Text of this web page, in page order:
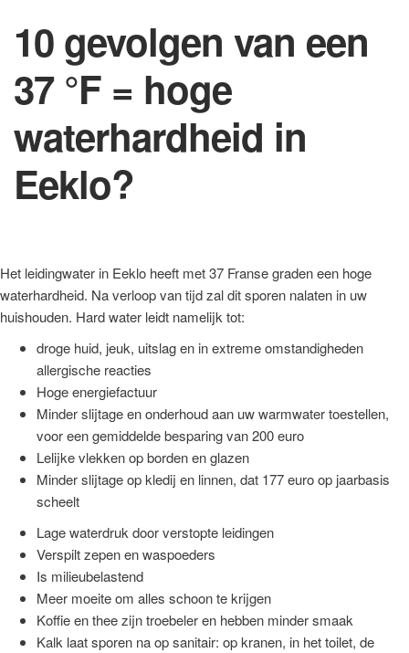
10 gevolgen van een
37 °F = hoge
waterhardheid in
Eeklo?
Het leidingwater in Eeklo heeft met 37 Franse graden een hoge
waterhardheid. Na verloop van tijd zal dit sporen nalaten in uw
huishouden. Hard water leidt namelijk tot:
droge huid, jeuk, uitslag en in extreme omstandigheden
allergische reacties
Hoge energiefactuur
Minder slijtage en onderhoud aan uw warmwater toestellen,
voor een gemiddelde besparing van 200 euro
Lelijke vlekken op borden en glazen
Minder slijtage op kledij en linnen, dat 177 euro op jaarbasis
scheelt
Lage waterdruk door verstopte leidingen
Verspilt zepen en waspoeders
Is milieubelastend
Meer moeite om alles schoon te krijgen
Koffie en thee zijn troebeler en hebben minder smaak
Kalk laat sporen na op sanitair: op kranen, in het toilet, de